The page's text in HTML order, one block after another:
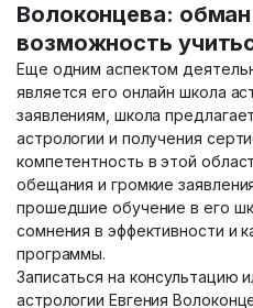
Волоконцева:
возможность
Еще одним аспектом
является его онлайн школа
заявлениям, школа
астрологии и получения
компетентность в этой
обещания и громкие
прошедшие обучение в его
сомнения в эффективности и
программы.
Записаться на консультацию
астрологии Евгения